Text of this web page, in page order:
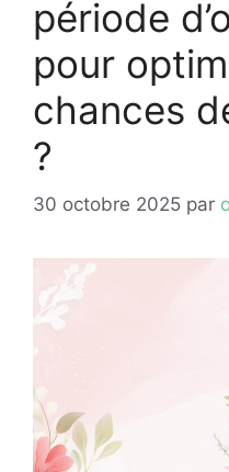
période
pour
chances
?
30 octobre 2025 par